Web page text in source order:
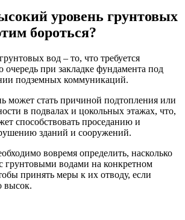
уровень грунтовых
бороться?
вод – то, что требуется
очередь при закладке фундамента под
подземных коммуникаций.
может стать причиной подтопления или
в подвалах и цокольных этажах, что,
способствовать проседанию и
зданий и сооружений.
вовремя определить, насколько
грунтовыми водами на конкретном
принять меры к их отводу, если
высок.